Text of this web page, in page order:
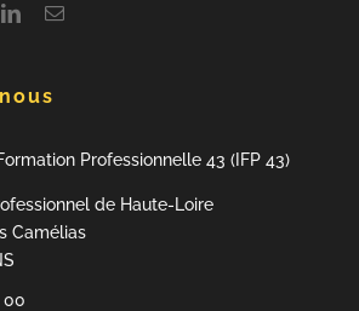
Professionnelle 43 (IFP 43)
de Haute-Loire
Camélias
00